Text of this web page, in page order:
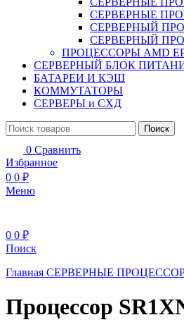
СЕРВЕРНЫЕ
СЕРВЕРНЫЙ
СЕРВЕРНЫЙ
ПРОЦЕССОРЫ AMD
СЕРВЕРНЫЙ БЛОК
БАТАРЕИ И КЭШ
КОММУТАТОРЫ
СЕРВЕРЫ и СХД
Поиск
0 Сравнить
Избранное
0 0 ₽
Меню
0 0 ₽
Поиск
Главная СЕРВЕРНЫЕ
Процессор